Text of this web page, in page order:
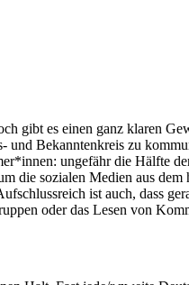
gibt es einen ganz klaren
und Bekanntenkreis zu
ungefähr die Hälfte
die sozialen Medien aus
ist auch, dass
oder das Lesen von